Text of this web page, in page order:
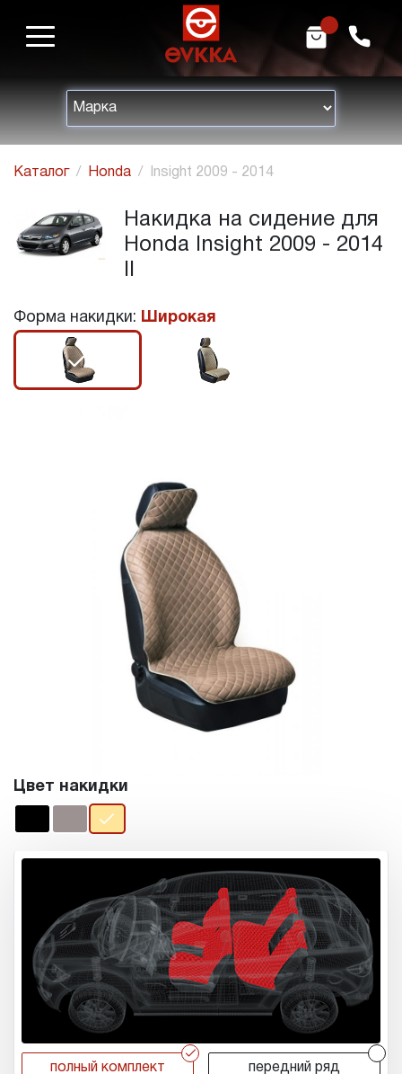
h m
Каталог Honda Insight 2009 - 2014
Накидка на сидение для
Honda Insight 2009 - 2014
Форма накидки: Широкая
r
Цвет накидки
r
полный комплект передний ряд